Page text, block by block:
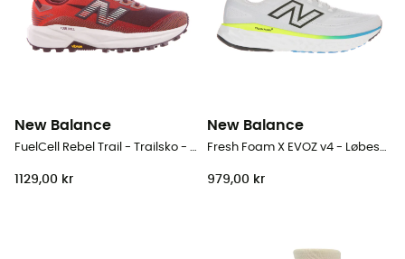
New Balance
FuelCell Rebel Trail - Trailsko - Damer
1129,00 kr
New Balance
Fresh Foam X EVOZ v4 - Løbesko - Herrer
979,00 kr